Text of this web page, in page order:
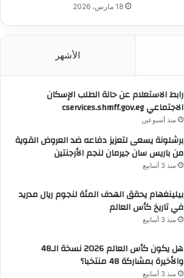
18 مارس، 2026
الأشهر
رابط الاستعلام عن حالة الطلب الإسكان
الاجتماعي cservices.shmff.gov.eg
منذ أسبوعين
برشلونة يسعى لتعزيز دفاعه ضد العروض القوية
من باريس سان جيرمان لنجم الأرجنتين
منذ 3 أسابيع
بيلينغهام يحقق الهدف المئة لنجوم ريال مدريد
في تاريخ كأس العالم
منذ 3 أسابيع
هل يكون كأس العالم 2026 نسخة الـ48
والأخيرة بمشاركة 48 منتخبا؟
منذ 3 أسابيع